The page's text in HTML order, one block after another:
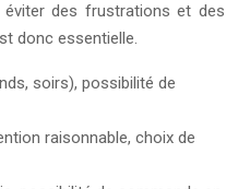
des frustrations et des
donc essentielle.
soirs), possibilité de
raisonnable, choix de